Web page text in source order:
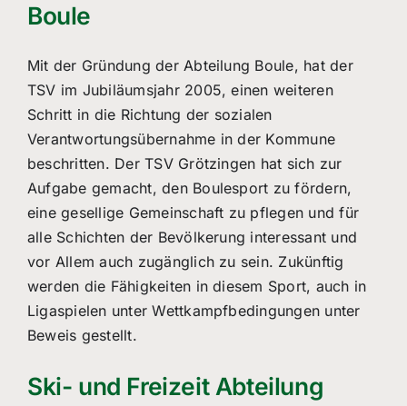
Boule
Mit der Gründung der Abteilung Boule, hat der
TSV im Jubiläumsjahr 2005, einen weiteren
Schritt in die Richtung der sozialen
Verantwortungsübernahme in der Kommune
beschritten. Der TSV Grötzingen hat sich zur
Aufgabe gemacht, den Boulesport zu fördern,
eine gesellige Gemeinschaft zu pflegen und für
alle Schichten der Bevölkerung interessant und
vor Allem auch zugänglich zu sein. Zukünftig
werden die Fähigkeiten in diesem Sport, auch in
Ligaspielen unter Wettkampfbedingungen unter
Beweis gestellt.
Ski- und Freizeit Abteilung